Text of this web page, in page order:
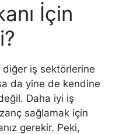
İçin
diğer iş sektörlerine
da yine de kendine
Daha iyi iş
sağlamak için
gerekir. Peki,